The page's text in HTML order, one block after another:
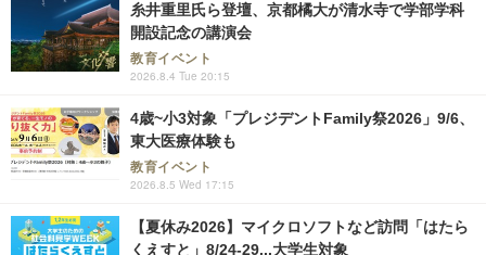
糸井重里氏ら登壇、京都橘大が清水寺で学部学科
開設記念の講演会
教育イベント
2026.8.4 Tue 20:15
4歳~小3対象「プレジデントFamily祭2026」9/6、
東大医療体験も
教育イベント
2026.8.5 Wed 17:15
【夏休み2026】マイクロソフトなど訪問「はたら
くえすと」8/24-29...大学生対象